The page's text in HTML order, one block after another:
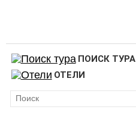
ПОИСК ТУРА
ОТЕЛИ